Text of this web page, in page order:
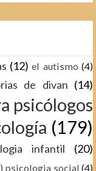
(12) el autismo (4)
de divan (14)
psicólogos
(179)
infantil (20)
psicologia social (4)